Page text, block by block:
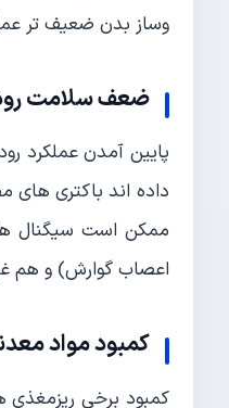
وساز بدن ضعیف تر
ضعف سلامت
پایین آمدن عملکرد
داده اند باکتری های
ممکن است سیگنال
اعصاب گوارش) و هم
کمبود مواد
کمبود برخی ریزمغذی